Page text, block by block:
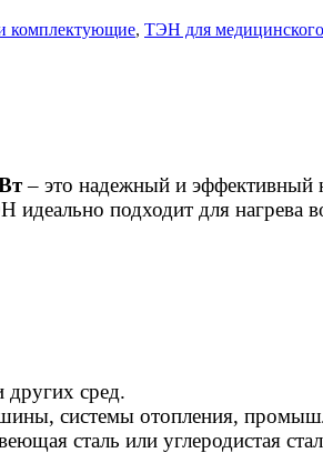
комплектующие, ТЭН для
– это надежный и эффективный
подходит для нагрева
других сред.
системы отопления,
сталь или углеродистая